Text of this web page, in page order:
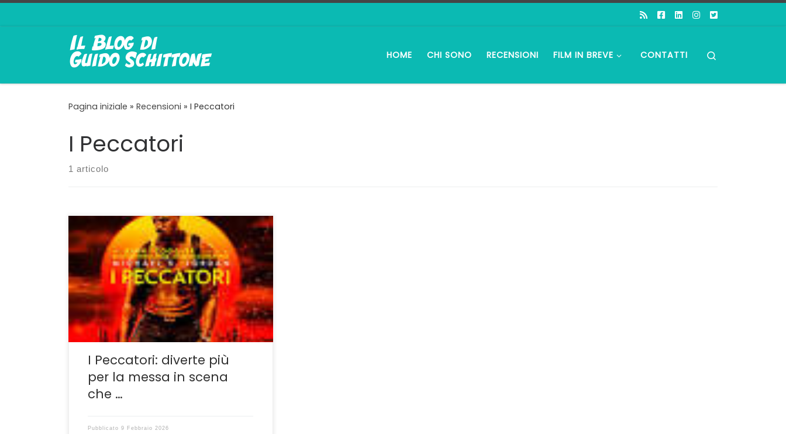
HOME CHI SONO RECENSIONI FILM IN BREVE CONTATTI
Pagina iniziale » Recensioni » I Peccatori
I Peccatori
1 articolo
Un mix di cose già viste ben orchestrato
Primatista di candidature all’Oscar, ben sedici
nomination, I Peccatori, uscito in Italia nella
scorsa primavera, è un film curioso,
interessante, divertente. Il suo autore, Ryan
Coogler, rivelatosi sedici anni fa con l’ottimo
Fruitvale Station (Fruitvale Station: l’esordio
non banale di Ryan Coogler) […]
I Peccatori: diverte più
per la messa in scena
che …
Pubblicato9 Febbraio 2026